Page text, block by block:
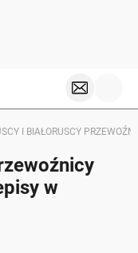
I BIAŁORUSCY
w